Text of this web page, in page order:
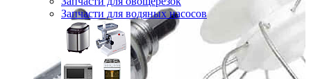
Запчасти для водяных насосов